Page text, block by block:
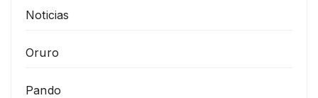
Noticias
Oruro
Pando